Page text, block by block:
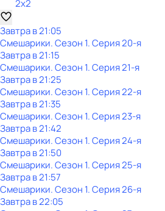
2x2
Завтра в 21:05
Смешарики. Сезон 1. Серия 20-я
Завтра в 21:15
Смешарики. Сезон 1. Серия 21-я
Завтра в 21:25
Смешарики. Сезон 1. Серия 22-я
Завтра в 21:35
Смешарики. Сезон 1. Серия 23-я
Завтра в 21:42
Смешарики. Сезон 1. Серия 24-я
Завтра в 21:50
Смешарики. Сезон 1. Серия 25-я
Завтра в 21:57
Смешарики. Сезон 1. Серия 26-я
Завтра в 22:05